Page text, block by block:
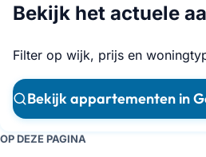
Bekijk het actuele
Filter op wijk, prijs en
Bekijk appartementen in
OP DEZE PAGINA